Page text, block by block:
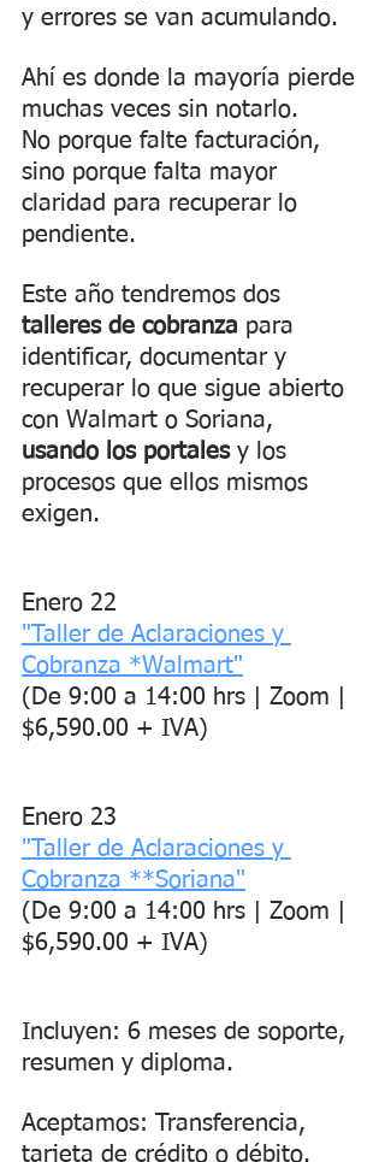
y errores se van acumulando.
Ahí es donde la mayoría pierde
muchas veces sin notarlo.
No porque falte facturación,
sino porque falta mayor
claridad para recuperar lo
pendiente.
Este año tendremos dos
talleres de cobranza para
identificar, documentar y
recuperar lo que sigue abierto
con Walmart o Soriana,
usando los portales y los
procesos que ellos mismos
exigen.
Enero 22
"Taller de Aclaraciones y
Cobranza *Walmart"
(De 9:00 a 14:00 hrs | Zoom |
$6,590.00 + IVA)
Enero 23
"Taller de Aclaraciones y
Cobranza **Soriana"
(De 9:00 a 14:00 hrs | Zoom |
$6,590.00 + IVA)
Incluyen: 6 meses de soporte,
resumen y diploma.
Aceptamos: Transferencia,
tarjeta de crédito o débito.